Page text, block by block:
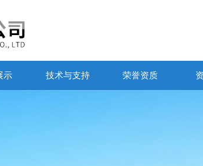
示 技术与支持 荣誉资质